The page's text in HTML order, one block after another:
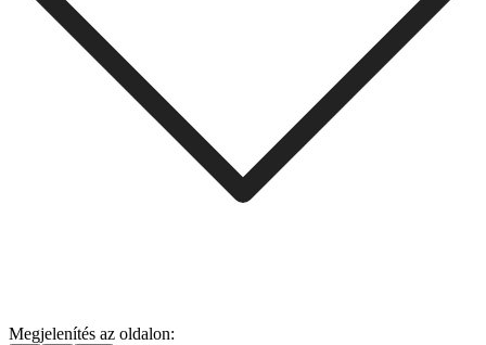
Megjelenítés az oldalon: